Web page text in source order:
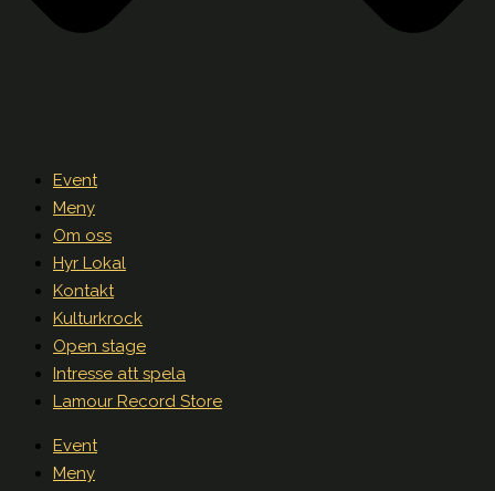
Event
Meny
Om oss
Hyr Lokal
Kontakt
Kulturkrock
Open stage
Intresse att spela
Lamour Record Store
Event
Meny